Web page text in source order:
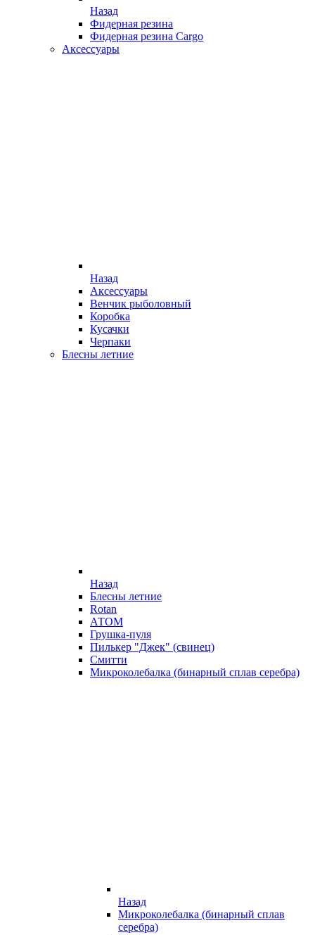
Назад
Фидерная резина
Фидерная резина Cargo
Аксессуары
Назад
Аксессуары
Венчик рыболовный
Коробка
Кусачки
Черпаки
Блесны летние
Назад
Блесны летние
Rotan
АТОМ
Грушка-пуля
Пилькер "Джек" (свинец)
Смитти
Микроколебалка (бинарный сплав серебра)
Назад
Микроколебалка (бинарный сплав
серебра)